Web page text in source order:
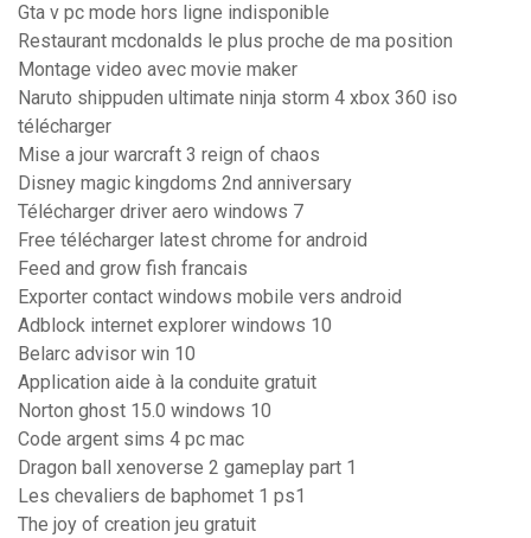
Gta v pc mode hors ligne indisponible
Restaurant mcdonalds le plus proche de ma position
Montage video avec movie maker
Naruto shippuden ultimate ninja storm 4 xbox 360 iso
télécharger
Mise a jour warcraft 3 reign of chaos
Disney magic kingdoms 2nd anniversary
Télécharger driver aero windows 7
Free télécharger latest chrome for android
Feed and grow fish francais
Exporter contact windows mobile vers android
Adblock internet explorer windows 10
Belarc advisor win 10
Application aide à la conduite gratuit
Norton ghost 15.0 windows 10
Code argent sims 4 pc mac
Dragon ball xenoverse 2 gameplay part 1
Les chevaliers de baphomet 1 ps1
The joy of creation jeu gratuit